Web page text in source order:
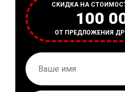
СКИДКА НА
100
ОТ ПРЕДЛОЖЕНИЯ